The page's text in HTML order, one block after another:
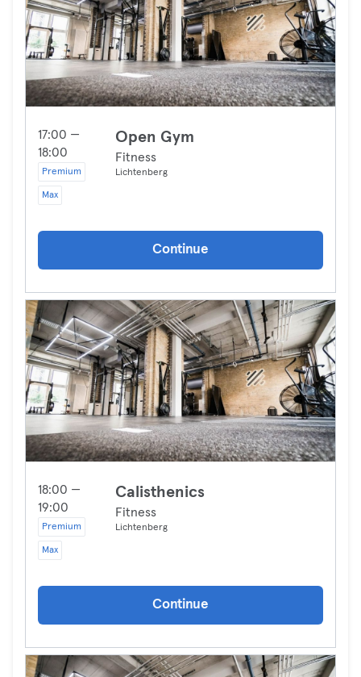
17:00 —
18:00
Premium
Max
Open Gym
Fitness
Lichtenberg
Continue
18:00 —
19:00
Premium
Max
Calisthenics
Fitness
Lichtenberg
Continue